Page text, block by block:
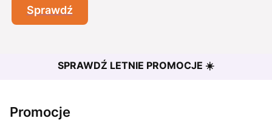
Sprawdź
SPRAWDŹ LETNIE PROMOCJE ☀️
Promocje